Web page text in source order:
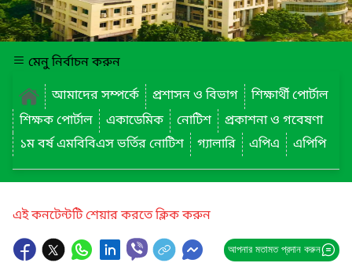
মেনু নির্বাচন করুন
আমাদের সম্পর্কে
প্রশাসন ও বিভাগ
শিক্ষার্থী পোর্টাল
শিক্ষক পোর্টাল
একাডেমিক নোটিশ
প্রকাশনা ও গবেষণা
১ম বর্ষ এমবিবিএস ভর্তির নোটিশ
গ্যালারি এপিএ এপিপি
এই কনটেন্টটি শেয়ার করতে ক্লিক করুন
আপনার মতামত প্রদান করুন